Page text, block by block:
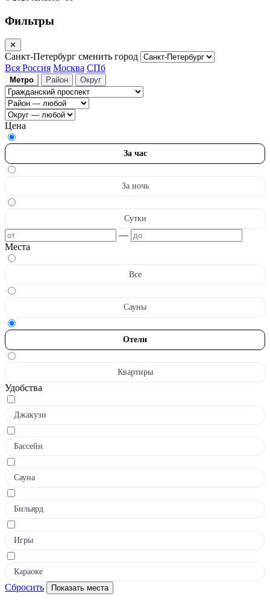
Фильтры
✕
Санкт-Петербург сменить город
Вся Россия Москва СПб
Метро Район Округ
Цена
За час
За ночь
Сутки
—
Места
Все
Сауны
Отели
Квартиры
Удобства
Джакузи
Бассейн
Сауна
Бильярд
Игры
Караоке
Сбросить Показать места